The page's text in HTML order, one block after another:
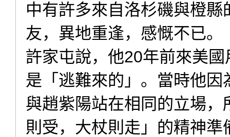
中有許多來自洛杉磯與橙
友，異地重逢，感慨不已。
許家屯說，他20年前來美
是「逃難來的」。當時他
與趙紫陽站在相同的立場
則受，大杖則走」的精神